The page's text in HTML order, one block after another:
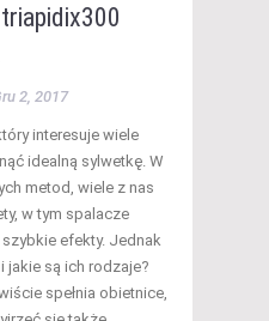
2, 2017
interesuje wiele
idealną sylwetkę. W
metod, wiele z nas
w tym spalacze
efekty. Jednak
jakie są ich rodzaje?
spełnia obietnice,